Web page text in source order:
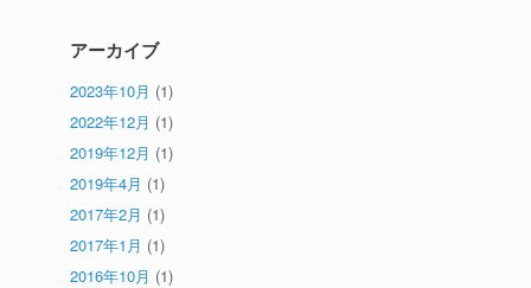
アーカイブ
2023年10月 (1)
2022年12月 (1)
2019年12月 (1)
2019年4月 (1)
2017年2月 (1)
2017年1月 (1)
2016年10月 (1)